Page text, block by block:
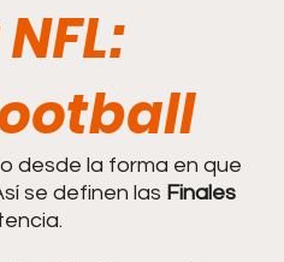
desde la forma en que
se definen las Finales